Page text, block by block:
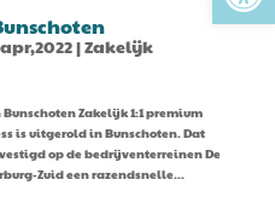
|Zakelijk
Zakelijk 1:1 premium
is uitgerold in Bunschoten. Dat
op de bedrijventerreinen De
Zuid een razendsnelle...